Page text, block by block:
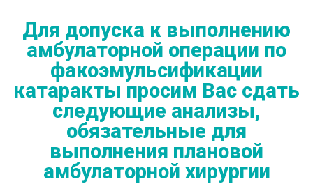
Для допуска к выполнению
амбулаторной операции по
факоэмульсификации
катаракты просим Вас сдать
следующие анализы,
обязательные для
выполнения плановой
амбулаторной хирургии